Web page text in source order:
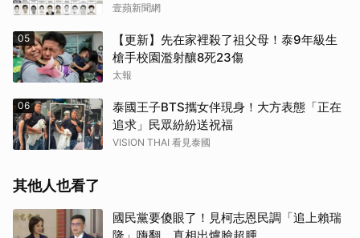
壹蘋新聞網
05
【更新】先在家裡殺了祖父母！泰9年級生
槍手校園濫射釀8死23傷
太報
06
泰國王子BTS攜女伴現身！大方表態「正在
追求」民眾紛紛送祝福
VISION THAI 看見泰國
其他人也看了
國民黨要傻眼了！見柯志恩民調「追上賴瑞